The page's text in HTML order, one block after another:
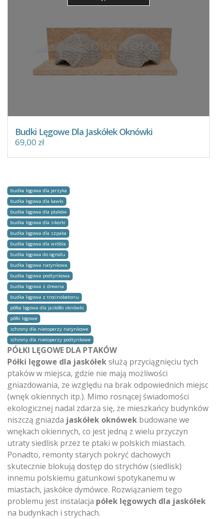
Budki Lęgowe Dla Jaskółek Oknówki
69,00 zł
budka lęgowa dla jerzyka
budka lęgowa dla kawki
budka lęgowa dla ptaków
budka lęgowa dla sikorki
budka lęgowa dla szpaka
budka lęgowa dla wróbla
budka lęgowa do ogrodu
budka lęgowa natynkowa
budka lęgowa podtynkowa
budka lęgowa z drewna
budka lęgowa z trocinobetonu
półka lęgowa dla jaskółki oknówki
półki lęgowe
schrony dla nietoperzy natynkowe
schrony dla nietoperzy podtynkowe
PÓŁKI LĘGOWE DLA PTAKÓW
Półki lęgowe dla jaskółeksłużą przyciągnięciu tych
ptaków w miejsca, gdzie nie mają możliwości
gniazdowania, ze względu na brak odpowiednich miejsc
(wnęk okiennych itp.). Mimo rosnącej świadomości
ekologicznej nadal zdarza się, że mieszkańcy budynków
niszczą gniazda jaskółek oknówek budowane we
wnękach okiennych, co jest jedną z wielu przyczyn
utraty siedlisk przez te ptaki w polskich miastach.
Ponadto, remonty starych pokryć dachowych
skutecznie blokują dostęp do strychów (siedlisk)
innemu polskiemu gatunkowi spotykanemu w
miastach, jaskółce dymówce. Rozwiązaniem tego
problemu jest instalacja półek lęgowych dla jaskółek
na budynkach i strychach.